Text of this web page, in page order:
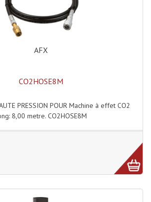
Microphones Filaires
Micro Sans Fil HF VHF 200MHZ
Micro Sans Fil HF UHF 800MHZ
Multi-Effets, Reverbes Etc...
Pupitre Pour Discours
AFX
CO2HOSE8M
PRESSION POUR Machine à effet CO2
8,00 metre. CO2HOSE8M